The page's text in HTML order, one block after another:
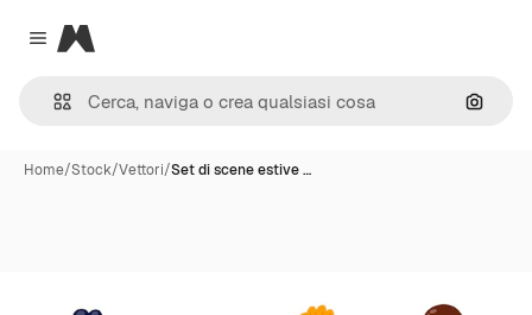
Close menu
Magnific
Cerca
Home/Stock/Vettori/Set di scene estive …